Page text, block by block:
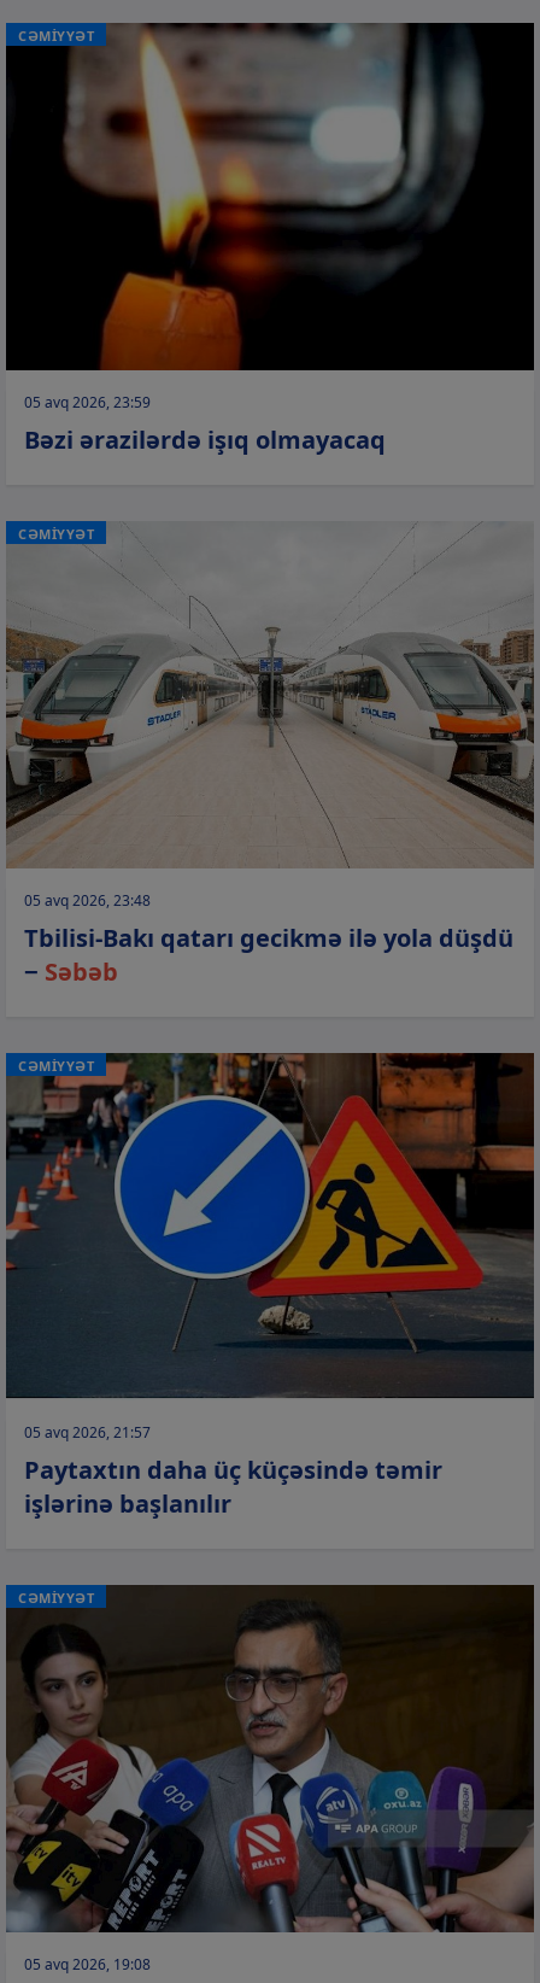
CƏMİYYƏT
05 avq 2026, 23:59
Bəzi ərazilərdə işıq olmayacaq
CƏMİYYƏT
05 avq 2026, 23:48
Tbilisi-Bakı qatarı gecikmə ilə yola düşdü
− Səbəb
CƏMİYYƏT
05 avq 2026, 21:57
Paytaxtın daha üç küçəsində təmir
işlərinə başlanılır
CƏMİYYƏT
05 avq 2026, 19:08